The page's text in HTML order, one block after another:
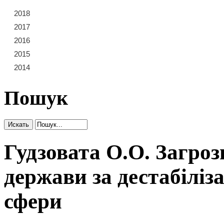
2018
2017
2016
2015
2014
Пошук
Гудзовата О.О.
держави за
сфери